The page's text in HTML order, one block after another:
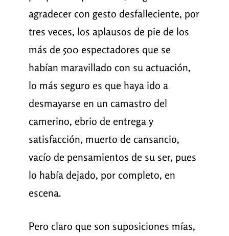
agradecer con gesto desfalleciente, por
tres veces, los aplausos de pie de los
más de 500 espectadores que se
habían maravillado con su actuación,
lo más seguro es que haya ido a
desmayarse en un camastro del
camerino, ebrio de entrega y
satisfacción, muerto de cansancio,
vacío de pensamientos de su ser, pues
lo había dejado, por completo, en
escena.
Pero claro que son suposiciones mías,